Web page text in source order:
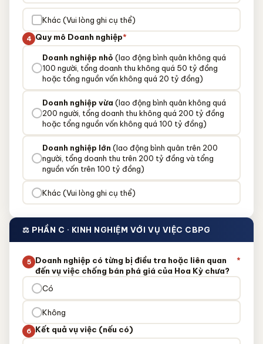
Khác (Vui lòng ghi cụ thể)
4 Quy mô Doanh nghiệp*
Doanh nghiệp nhỏ (lao động bình quân không quá
100 người, tổng doanh thu không quá 50 tỷ đồng
hoặc tổng nguồn vốn không quá 20 tỷ đồng)
Doanh nghiệp vừa (lao động bình quân không quá
200 người, tổng doanh thu không quá 200 tỷ đồng
hoặc tổng nguồn vốn không quá 100 tỷ đồng)
Doanh nghiệp lớn (lao động bình quân trên 200
người, tổng doanh thu trên 200 tỷ đồng và tổng
nguồn vốn trên 100 tỷ đồng)
Khác (Vui lòng ghi cụ thể)
⚖️ PHẦN C · KINH NGHIỆM VỚI VỤ VIỆC CBPG
5
Doanh nghiệp có từng bị điều tra hoặc liên quan
đến vụ việc chống bán phá giá của Hoa Kỳ chưa?
*
Có
Không
6 Kết quả vụ việc (nếu có)